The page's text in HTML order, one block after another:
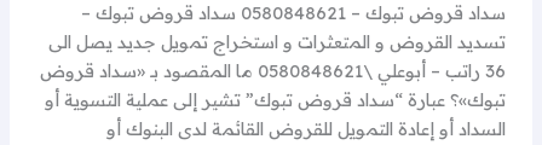
سداد قروض تبوك – 0580848621 سداد قروض تبوك –
تسديد القروض و المتعثرات و استخراج تمويل جديد يصل الى
36 راتب – أبوعلي \0580848621 ما المقصود بـ «سداد قروض
تبوك»؟ عبارة “سداد قروض تبوك” تشير إلى عملية التسوية أو
السداد أو إعادة التمويل للقروض القائمة لدى البنوك أو